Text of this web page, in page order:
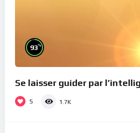
93%
Se laisser guider par
5 1.7K